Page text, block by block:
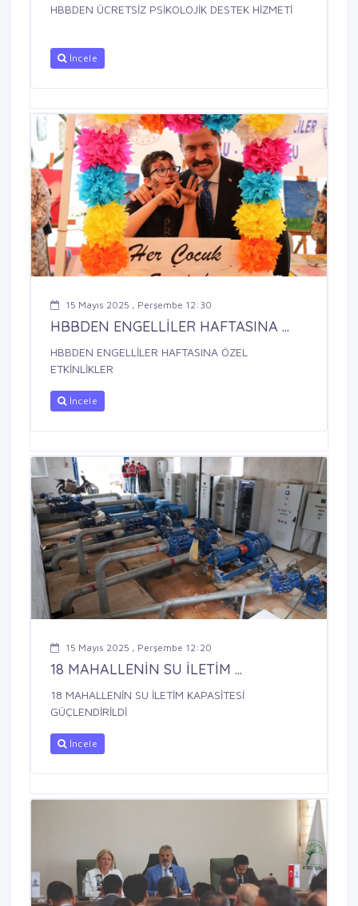
HBBDEN ÜCRETSİZ PSİKOLOJİK DESTEK HİZMETİ
İncele
15 Mayıs 2025 , Perşembe 12:30
HBBDEN ENGELLİLER HAFTASINA ...
HBBDEN ENGELLİLER HAFTASINA ÖZEL
ETKİNLİKLER
İncele
15 Mayıs 2025 , Perşembe 12:20
18 MAHALLENİN SU İLETİM ...
18 MAHALLENİN SU İLETİM KAPASİTESİ
GÜÇLENDİRİLDİ
İncele